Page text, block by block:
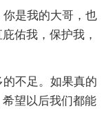
是我的大哥，也
佑我，保护我，
不足。如果真的
望以后我们都能